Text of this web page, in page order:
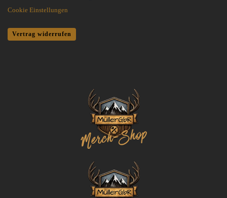
Cookie Einstellungen
Vertrag widerrufen